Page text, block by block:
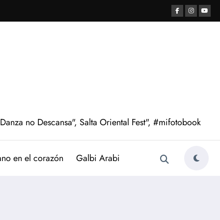
no Descansa", Salta Oriental Fest", #mifotobook
en el corazón Galbi Arabi